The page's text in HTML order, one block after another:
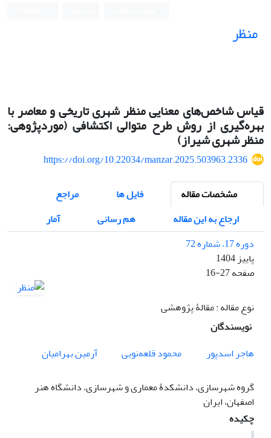
منظر
قیاس شاخص‌های معنایی منظر شهری تاریخی و معاصر با
بهره‌گیری از روش طرح متوالی اکتشافی (موردپژوهی:
منظر شهری شیراز)
https://doi.org/10.22034/manzar.2025.503963.2336
مشخصات مقاله
فایل ها
مراجع
ارجاع به این مقاله
هم رسانی
آمار
دوره 17، شماره 72
پاییز 1404
صفحه16-27
نوع مقاله : مقالۀ پژوهشی
نویسندگان
هاجر اسدپور
محمود قلعه‌نویی
آرمین بهرامیان
گروه شهرسازی، دانشکدۀ معماری و شهرسازی، دانشگاه هنر
اصفهان، ایران
چکیده